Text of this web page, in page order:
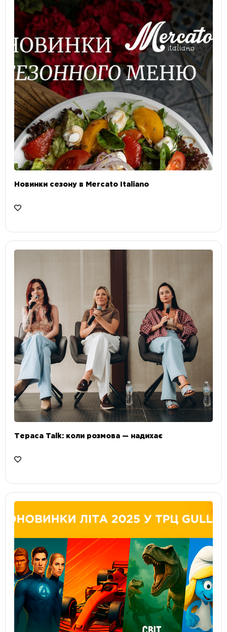
Новинки сезону в Mercato Italiano
Тераса Talk: коли розмова — надихає